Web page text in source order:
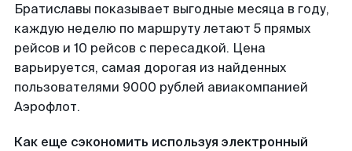
Братиславы показывает выгодные месяца в году,
каждую неделю по маршруту летают 5 прямых
рейсов и 10 рейсов с пересадкой. Цена
варьируется, самая дорогая из найденных
пользователями 9000 рублей авиакомпанией
Аэрофлот.
Как еще сэкономить используя электронный